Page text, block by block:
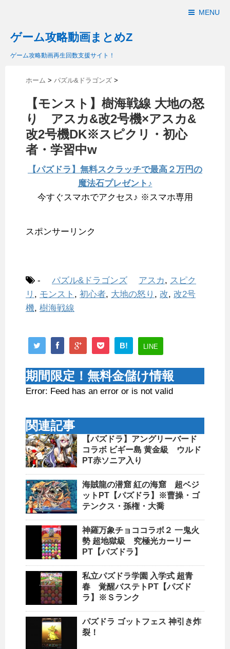
MENU
ゲーム攻略動画まとめZ
ゲーム攻略動画再生回数支援サイト！
ホーム > パズル&ドラゴンズ >
【モンスト】樹海戦線 大地の怒
り アスカ&改2号機×アスカ&
改2号機DK※スピクリ・初心
者・学習中w
【パズドラ】無料スクラッチで最高２万円の
魔法石プレゼント♪
今すぐスマホでアクセス♪ ※スマホ専用
スポンサーリンク
- パズル&ドラゴンズ アスカ, スピク
リ , モンスト , 初心者, 大地の怒り , 改, 改2号
機, 樹海戦線
B! LINE
期間限定！無料金儲け情報
Error: Feed has an error or is not valid
関連記事
【パズドラ】アングリーバード
コラボ ビギー島 黄金級 ウルド
PT赤ソニア入り
海賊龍の潜窟 紅の海窟 超ベジ
ットPT【パズドラ】※曹操・ゴ
テンクス・孫権・大喬
神羅万象チョココラボ２ 一鬼火
勢 超地獄級 究極光カーリー
PT【パズドラ】
私立パズドラ学園 入学式 超青
春 覚醒バステトPT【パズド
ラ】※Ｓランク
パズドラ ゴットフェス 神引き炸
裂！